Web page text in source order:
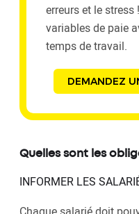
erreurs et le stress
variables de paie
temps de travail.
DEMANDEZ
Quelles sont les
INFORMER LES